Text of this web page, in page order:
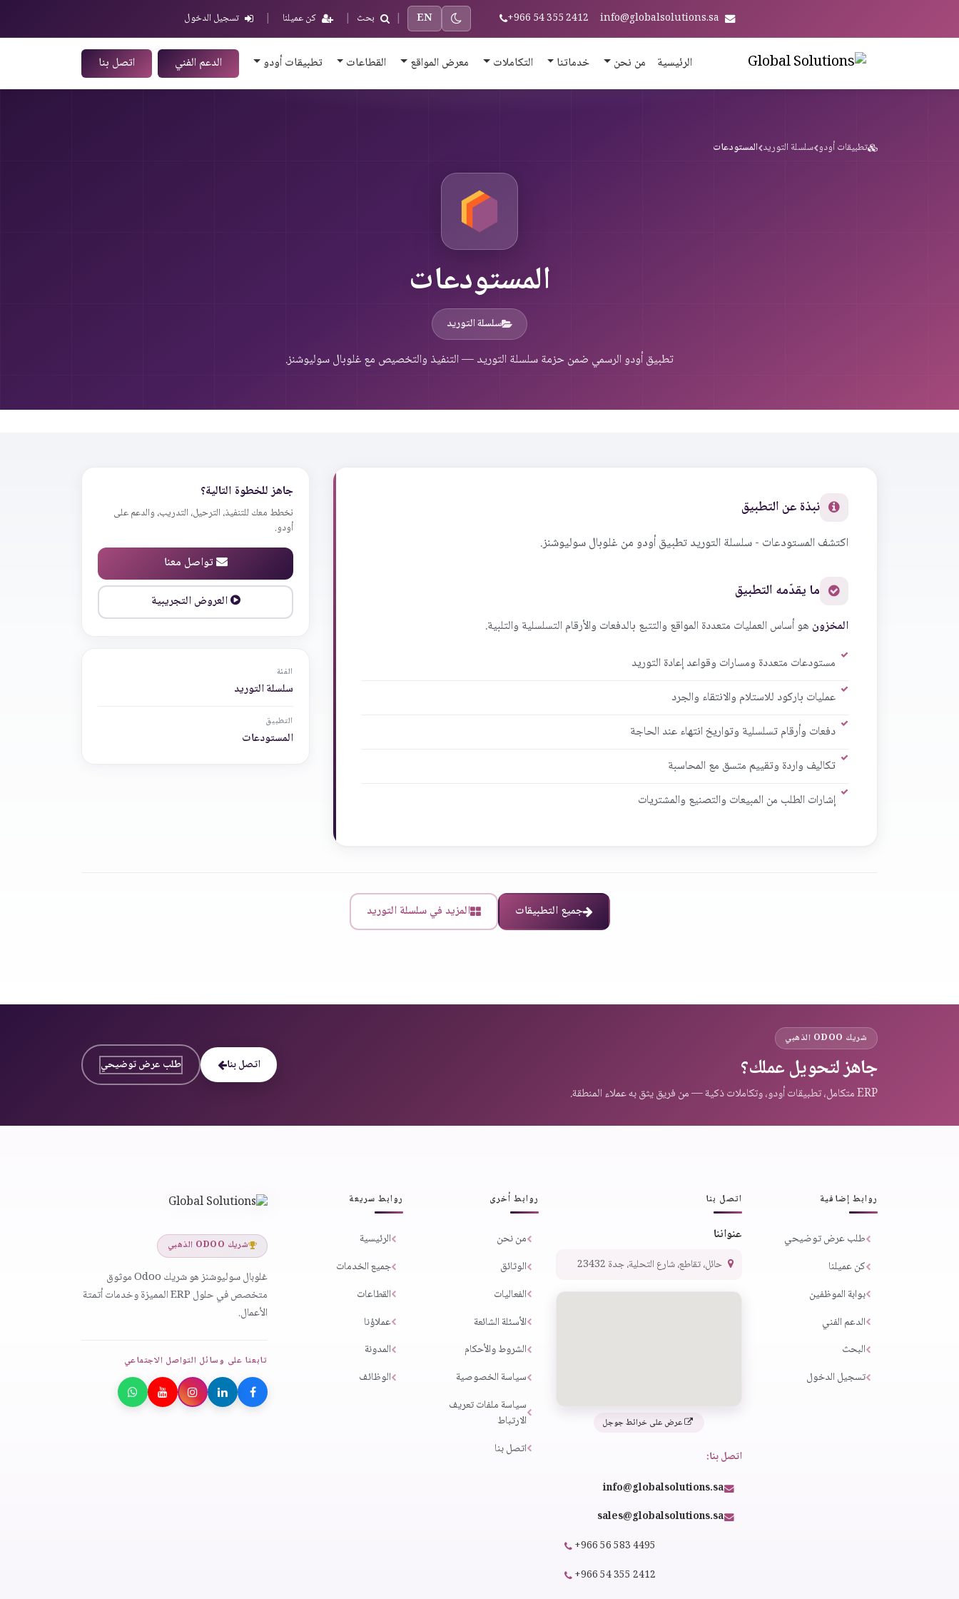
info@globalsolutions.sa
+966 54 355 2412
EN
| بحث | كن عميلنا | تسجيل الدخول
الرئيسية من نحن خدماتنا التكاملات معرض المواقع القطاعات تطبيقات أودو الدعم الفني اتصل بنا
تطبيقات أودو سلسلة التوريد المستودعات
المستودعات
سلسلة التوريد
تطبيق أودو الرسمي ضمن حزمة سلسلة التوريد — التنفيذ والتخصيص مع غلوبال سوليوشنز.
نبذة عن التطبيق
اكتشف المستودعات - سلسلة التوريد تطبيق أودو من غلوبال سوليوشنز.
ما يقدّمه التطبيق
المخزون هو أساس العمليات متعددة المواقع والتتبع بالدفعات والأرقام التسلسلية والتلبية.
مستودعات متعددة ومسارات وقواعد إعادة التوريد
عمليات باركود للاستلام والانتقاء والجرد
دفعات وأرقام تسلسلية وتواريخ انتهاء عند الحاجة
تكاليف واردة وتقييم متسق مع المحاسبة
إشارات الطلب من المبيعات والتصنيع والمشتريات
جاهز للخطوة التالية؟
نخطط معك للتنفيذ، الترحيل، التدريب، والدعم على
أودو.
تواصل معنا
العروض التجريبية
الفئة
سلسلة التوريد
التطبيق
المستودعات
جميع التطبيقات المزيد في سلسلة التوريد
شريك ODOO الذهبي
جاهز لتحويل عملك؟
ERP متكامل، تطبيقات أودو، وتكاملات ذكية — من فريق يثق به عملاء المنطقة.
اتصل بنا طلب عرض توضيحي
شريك ODOO الذهبي
غلوبال سوليوشنز هو شريك Odoo موثوق
متخصص في حلول ERP المميزة وخدمات أتمتة
الأعمال.
تابعنا على وسائل التواصل الاجتماعي
روابط سريعة
الرئيسية
جميع الخدمات
القطاعات
عملاؤنا
المدونة
الوظائف
روابط أخرى
من نحن
الوثائق
الفعاليات
الأسئلة الشائعة
الشروط والأحكام
سياسة الخصوصية
سياسة ملفات تعريف
الارتباط
اتصل بنا
اتصل بنا
عنواننا
حائل، تقاطع، شارع التحلية، جدة 23432
عرض على خرائط جوجل
اتصل بنا:
info@globalsolutions.sa
sales@globalsolutions.sa
+966 56 583 4495
+966 54 355 2412
روابط إضافية
طلب عرض توضيحي
كن عميلنا
بوابة الموظفين
الدعم الفني
البحث
تسجيل الدخول